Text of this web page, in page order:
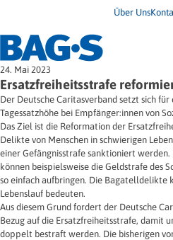
Über Uns
Bundestagung 2026
Wo finde ich Hilfe?
News
Termine
Veröffentlichungen
Infodienst
Wegweiser
Jugendbroschüre
Impulse
Presse & Stellungnahmen
Newsletter
Unsere Themen
Angehörige
Ersatzfreiheitsstrafe
Freie Straffälligenhilfe
Gesundheit
Migration
Frauen
Wohnen
24. Mai 2023
Ersatzfreiheitsstrafe
Der Deutsche Caritasverband setzt sich
Tagessatzhöhe bei Empfänger:innen von
Das Ziel ist die Reformation der
Delikte von Menschen in schwierigen
einer Gefängnisstrafe sanktioniert werden.
können beispielsweise die Geldstrafe des
so einfach aufbringen. Die Bagatelldelikte
Lebenslauf bedeuten.
Aus diesem Grund fordert der Deutsche
Bezug auf die Ersatzfreiheitsstrafe, damit
doppelt bestraft werden. Die bisherigen